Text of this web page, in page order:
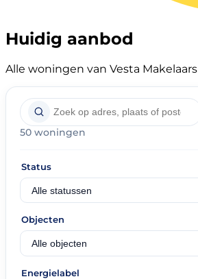
Huidig aanbod
Alle woningen van Vesta Makelaars
50 woningen
Status
Objecten
Energielabel